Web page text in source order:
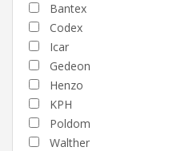
Bantex
Codex
Icar
Gedeon
Henzo
KPH
Poldom
Walther